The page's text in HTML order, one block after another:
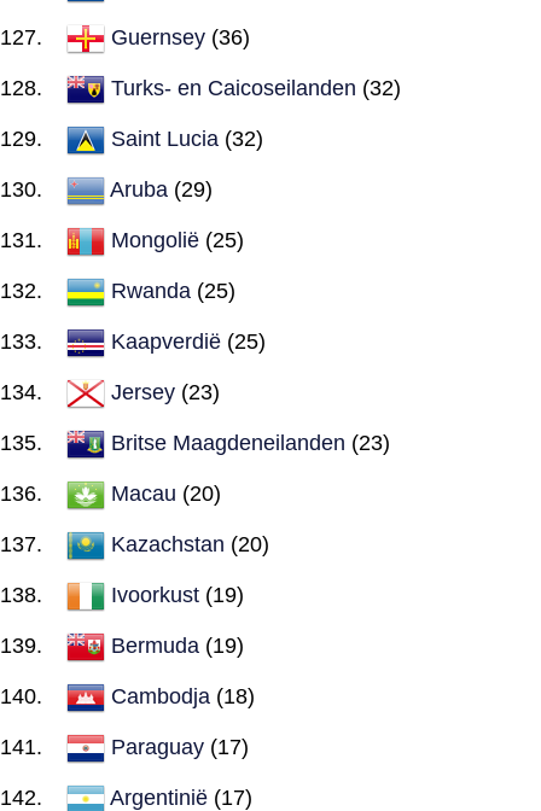
Guernsey (36)
Turks- en Caicoseilanden (32)
Saint Lucia (32)
Aruba (29)
Mongolië (25)
Rwanda (25)
Kaapverdië (25)
Jersey (23)
Britse Maagdeneilanden (23)
Macau (20)
Kazachstan (20)
Ivoorkust (19)
Bermuda (19)
Cambodja (18)
Paraguay (17)
Argentinië (17)